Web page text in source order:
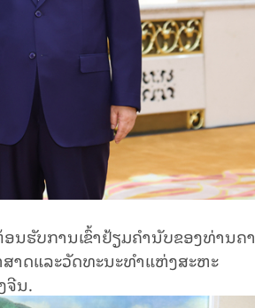
ຮັບການເຂົ້າຢ້ຽມຄຳນັບຂອງທ່ານຄາ
າດແລະວັດທະນະທຳແຫ່ງສະຫະ
ຈີນ.